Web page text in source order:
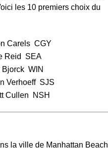
les 10 premiers choix du
Carels CGY
Reid
SEA
Bjorck WIN
Verhoeff SJS
Cullen NSH
la ville de Manhattan Beach